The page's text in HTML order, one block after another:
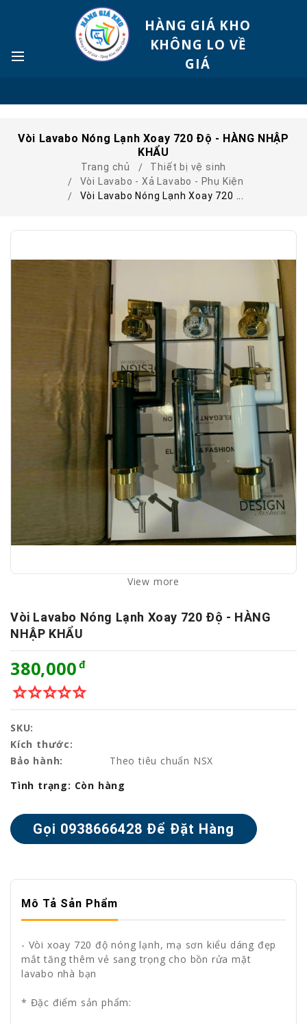
HÀNG GIÁ KHO
KHÔNG LO VỀ
GIÁ
Vòi Lavabo Nóng Lạnh Xoay 720 Độ - HÀNG NHẬP
KHẨU
Trang chủ
Thiết bị vệ sinh
Vòi Lavabo - Xả Lavabo - Phụ Kiện
Vòi Lavabo Nóng Lạnh Xoay 720 ...
View more
Vòi Lavabo Nóng Lạnh Xoay 720 Độ - HÀNG
NHẬP KHẨU
380,000
star_borderstar_borderstar_borderstar_borderstar_border
SKU:
Kích thước:
Bảo hành:
Theo tiêu chuẩn NSX
Tình trạng: Còn hàng
Mô Tả Sản Phẩm
- Vòi xoay 720 độ nóng lạnh, mạ sơn kiểu dáng đẹp
mắt tăng thêm vẻ sang trọng cho bồn rửa mặt
lavabo nhà bạn
* Đặc điểm sản phẩm: